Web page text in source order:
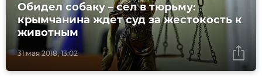
31 мая 2018, 13:02
Обидел собаку – сел в тюрьму:
крымчанина ждет суд за жестокость к
животным